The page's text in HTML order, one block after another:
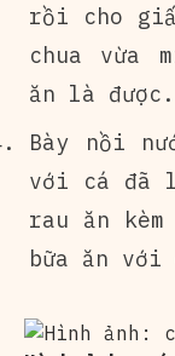
rồi cho
chua vừa
ăn là được.
Bày nồi
với cá đã
rau ăn
bữa ăn với